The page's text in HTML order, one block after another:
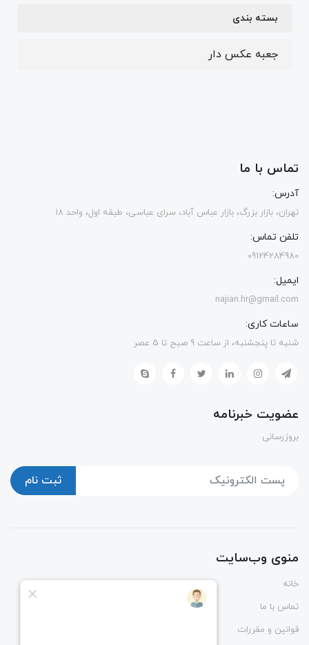
بسته بندی
جعبه عکس دار
تماس با ما
آدرس:
تهران، بازار بزرگ، بازار عباس آباد، سرای عباسی، طبقه اول، واحد 18
تلفن تماس:
09124284980
ایمیل:
najian.hr@gmail.com
ساعات کاری:
شنبه تا پنجشنبه، از ساعت 9 صبح تا 5 عصر
عضویت خبرنامه
بروزرسانی
ثبت نام
منوی وب‌سایت
خانه
پوشاک
تماس با ما
قوانین و مقررات